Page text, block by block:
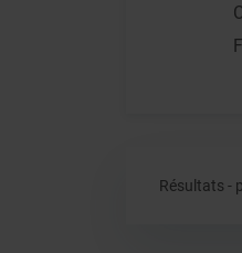
Résultats -